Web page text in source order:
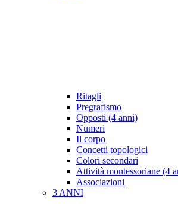
Ritagli
Pregrafismo
Opposti (4 anni)
Numeri
Il corpo
Concetti topologici
Colori secondari
Attività montessoriane (4
Associazioni
3 ANNI